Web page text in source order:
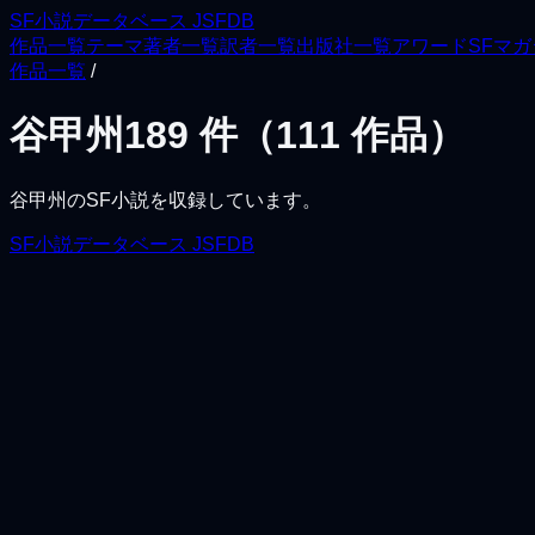
SF小説データベース JSFDB
作品一覧テーマ著者一覧訳者一覧出版社一覧アワードSFマガ
作品一覧 /
谷甲州 189 件（111 作品）
谷甲州のSF小説を収録しています。
SF小説データベース JSFDB